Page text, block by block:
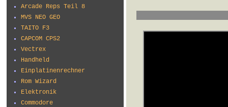
Arcade Reps Teil 8
MVS NEO GEO
TAITO F3
CAPCOM CPS2
Vectrex
Handheld
Einplatinenrechner
Rom Wizard
Elektronik
Commodore